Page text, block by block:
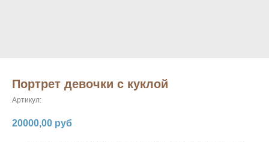
Портрет девочки с куклой
Артикул:
20000,00 руб